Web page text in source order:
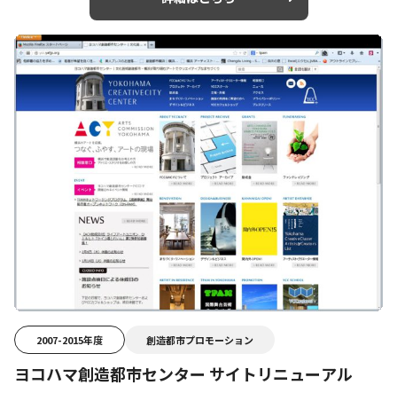
2007-2015年度 創造都市プロモーション
ヨコハマ創造都市センター サイトリニューアル